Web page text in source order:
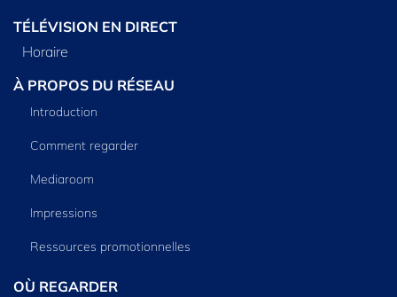
TÉLÉVISION EN DIRECT
Horaire
À PROPOS DU RÉSEAU
Introduction
Comment regarder
Mediaroom
Impressions
Ressources promotionnelles
OÙ REGARDER